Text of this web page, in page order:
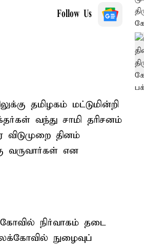
Follow Us
தமிழகம் மட்டுமின்றி
வந்து சாமி தரிசனம்
தினம்
வருவார்கள் என
நிர்வாகம் தடை
நுழைவுப்